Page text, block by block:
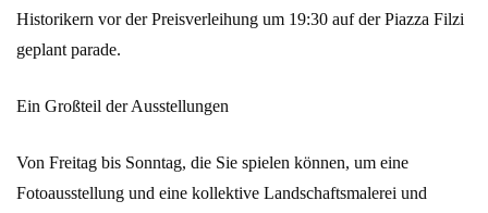
Historikern vor der Preisverleihung um 19:30 auf der Piazza Filzi
geplant parade.
Ein Großteil der Ausstellungen
Von Freitag bis Sonntag, die Sie spielen können, um eine
Fotoausstellung und eine kollektive Landschaftsmalerei und